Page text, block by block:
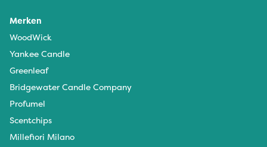
Merken
WoodWick
Yankee Candle
Greenleaf
Bridgewater Candle Company
Profumel
Scentchips
Millefiori Milano